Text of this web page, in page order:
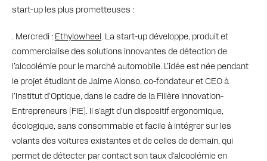
start-up les plus prometteuses :
. Mercredi : Ethylowheel. La start-up développe, produit et
commercialise des solutions innovantes de détection de
l’alcoolémie pour le marché automobile. L’idée est née pendant
le projet étudiant de Jaime Alonso, co-fondateur et CEO à
l’Institut d’Optique, dans le cadre de la Filière Innovation-
Entrepreneurs (FIE). Il s’agit d’un dispositif ergonomique,
écologique, sans consommable et facile à intégrer sur les
volants des voitures existantes et de celles de demain, qui
permet de détecter par contact son taux d’alcoolémie en